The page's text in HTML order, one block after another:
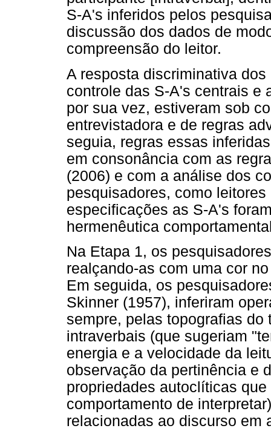
S-A's inferidos pelos
discussão dos dados de
compreensão do leitor.
A resposta discriminativa
controle das S-A's centrais e
por sua vez, estiveram sob
entrevistadora e de regras
seguia, regras essas
em consonância com as
(2006) e com a análise dos
pesquisadores, como
especificações as S-A's
hermenêutica
Na Etapa 1, os
realçando-as com uma cor
Em seguida, os
Skinner (1957), inferiram
sempre, pelas topografias
intraverbais (que sugeriam
energia e a velocidade da
observação da pertinência e
propriedades autoclíticas
comportamento de
relacionadas ao discurso em